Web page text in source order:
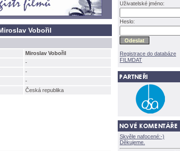
Vobořil
Miroslav Vobořil
-
-
-
Česká republika
Uživatelské jméno:
Heslo:
Registrace do databáze
FILMDAT
Skvěle nafocené:-)
Děkujeme.